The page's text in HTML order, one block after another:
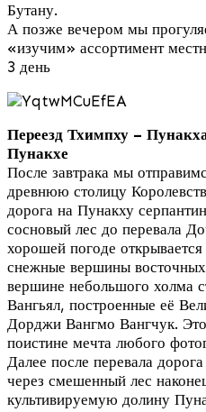
Бутану.
А позже вечером мы
«изучим» ассортимент
3 день
Переезд Тхимпху –
Пунакхе
После завтрака мы
древнюю столицу
дорога на Пунакху
сосновый лес до перевала
хорошей погоде
снежные вершины
вершине небольшого холма
Вангьял, построенные её
Дорджи Вангмо Вангчук.
поистине мечта любого
Далее после перевала
через смешенный лес
культивируемую долину